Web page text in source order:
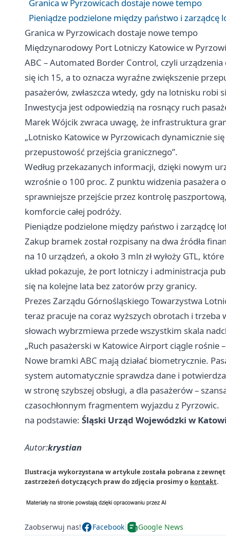
Granica w Pyrzowicach dostaje nowe tempo
Pieniądze podzielone między państwo i zarządcę
Granica w Pyrzowicach dostaje nowe tempo
Międzynarodowy Port Lotniczy Katowice w
ABC – Automated Border Control, czyli
się ich 15, a to oznacza wyraźne zwiększenie
pasażerów, zwłaszcza wtedy, gdy na lotnisku robi
Inwestycja jest odpowiedzią na rosnący ruch
Marek Wójcik zwraca uwagę, że infrastruktura
„Lotnisko Katowice w Pyrzowicach dynamicznie
przepustowość przejścia granicznego”.
Według przekazanych informacji, dzięki nowym
wzrośnie o 100 proc. Z punktu widzenia pasażera
sprawniejsze przejście przez kontrolę
komforcie całej podróży.
Pieniądze podzielone między państwo i zarządcę
Zakup bramek został rozpisany na dwa źródła
na 10 urządzeń, a około 3 mln zł wyłoży GTL,
układ pokazuje, że port lotniczy i administracja
się na kolejne lata bez zatorów przy granicy.
Prezes Zarządu Górnośląskiego Towarzystwa
teraz pracuje na coraz wyższych obrotach i trzeba
słowach wybrzmiewa przede wszystkim skala
„Ruch pasażerski w Katowice Airport ciągle
Nowe bramki ABC mają działać biometrycznie.
system automatycznie sprawdza dane i
w stronę szybszej obsługi, a dla pasażerów –
czasochłonnym fragmentem wyjazdu z Pyrzowic.
na podstawie: Śląski Urząd Wojewódzki w
Autor:krystian
Ilustracja wykorzystana w artykule została pobrana z
zastrzeżeń dotyczących praw do zdjęcia prosimy o kontakt.
Zaobserwuj nas! Facebook Google News